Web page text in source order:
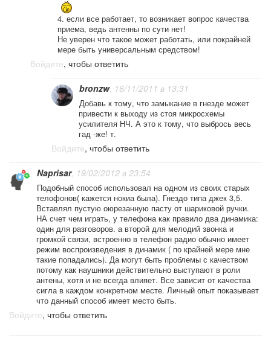
4. если все работает, то возникает вопрос качества
приема, ведь антенны по сути нет!
Не уверен что такое может работать, или покрайней
мере быть универсальным средством!
Войдите, чтобы ответить
bronzw, 16/11/2011 в 13:31
Добавь к тому, что замыкание в гнезде может
привести к выходу из стоя микросхемы
усилителя НЧ. А это к тому, что выбрось весь
гад -же! т.
Войдите, чтобы ответить
Naprisar, 19/02/2012 в 23:54
Подобный способ использовал на одном из своих старых
телофонов( кажется нокиа была). Гнездо типа джек 3,5.
Вставлял пустую оюрезанную пасту от шариковой ручки.
НА счет чем играть, у телефона как правило два динамика:
один для разговоров. а второй для мелодий звонка и
громкой связи, встроенно в телефон радио обычно имеет
режим воспроизведения в динамик ( по крайней мере мне
такие попадались). Да могут быть проблемы с качеством
потому как наушники действительно выступают в роли
антены, хотя и не всегда влияет. Все зависит от качества
сигла в каждом конкретном месте. Личный опыт показывает
что данный способ имеет место быть.
Войдите, чтобы ответить